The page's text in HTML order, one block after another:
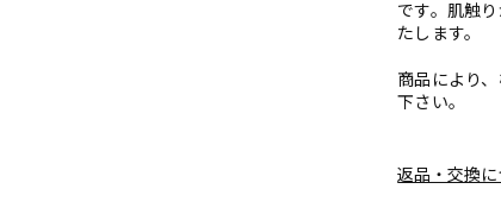
です。肌触
たします。
商品により
下さい。
返品・交換に